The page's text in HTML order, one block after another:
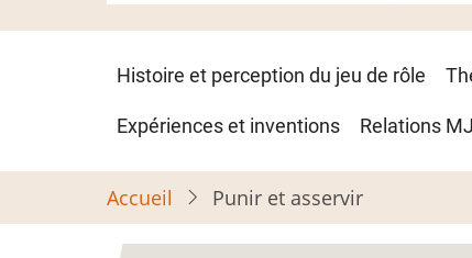
Navigation
principale
Histoire et perception du jeu de rôle
Expériences et inventions Relations
Accueil Punir et asservir